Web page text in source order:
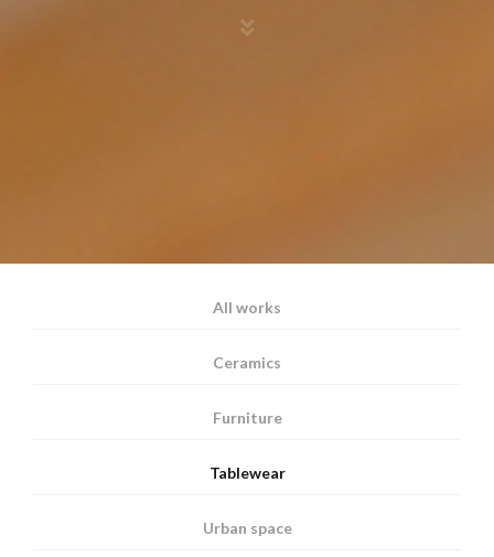
All works
Ceramics
Furniture
Tablewear
Urban space